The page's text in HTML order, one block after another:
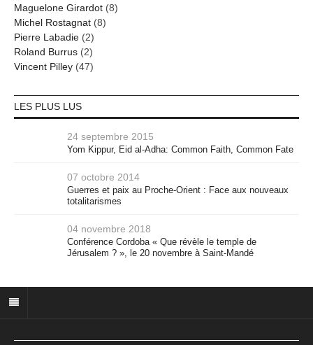
Maguelone Girardot (8)
Michel Rostagnat (8)
Pierre Labadie (2)
Roland Burrus (2)
Vincent Pilley (47)
LES PLUS LUS
24 septembre 2015
Yom Kippur, Eid al-Adha: Common Faith, Common Fate
07 octobre 2014
Guerres et paix au Proche-Orient : Face aux nouveaux
totalitarismes
04 novembre 2018
Conférence Cordoba « Que révèle le temple de
Jérusalem ? », le 20 novembre à Saint-Mandé